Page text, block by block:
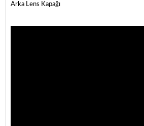
Arka Lens Kapağı